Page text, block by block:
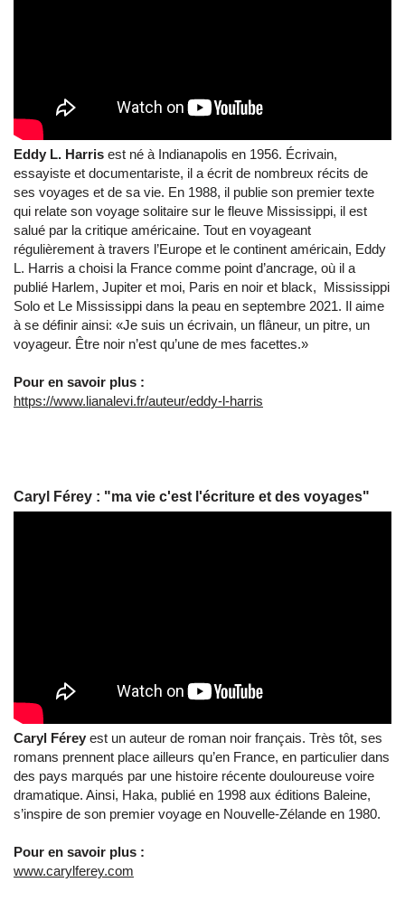
Eddy L. Harris est né à Indianapolis en 1956. Écrivain,
essayiste et documentariste, il a écrit de nombreux récits de
ses voyages et de sa vie. En 1988, il publie son premier texte
qui relate son voyage solitaire sur le fleuve Mississippi, il est
salué par la critique américaine. Tout en voyageant
régulièrement à travers l’Europe et le continent américain, Eddy
L. Harris a choisi la France comme point d’ancrage, où il a
publié Harlem, Jupiter et moi, Paris en noir et black, Mississippi
Solo et Le Mississippi dans la peau en septembre 2021. Il aime
à se définir ainsi: «Je suis un écrivain, un flâneur, un pitre, un
voyageur. Être noir n’est qu’une de mes facettes.»
Pour en savoir plus :
https://www.lianalevi.fr/auteur/eddy-l-harris
Caryl Férey : "ma vie c'est l'écriture et des voyages"
Caryl Férey est un auteur de roman noir français. Très tôt, ses
romans prennent place ailleurs qu’en France, en particulier dans
des pays marqués par une histoire récente douloureuse voire
dramatique. Ainsi, Haka, publié en 1998 aux éditions Baleine,
s’inspire de son premier voyage en Nouvelle-Zélande en 1980.
Pour en savoir plus :
www.carylferey.com